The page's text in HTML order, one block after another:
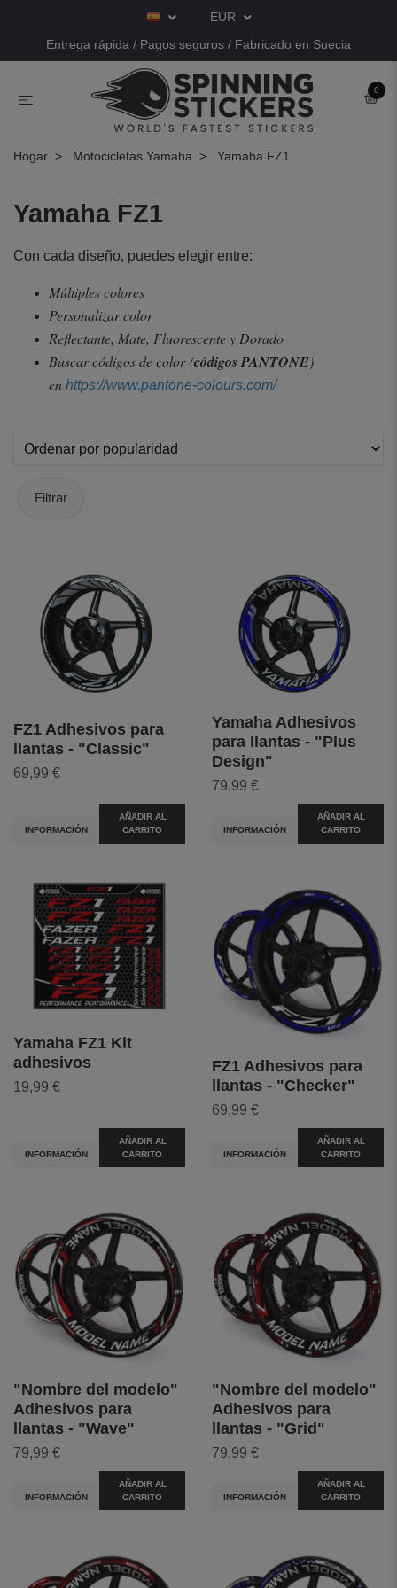
EUR
Entrega rápida / Pagos seguros / Fabricado en Suecia
0
Hogar Motocicletas Yamaha Yamaha FZ1
Yamaha FZ1
Con cada diseño, puedes elegir entre:
Múltiples colores
Personalizar color
Reflectante, Mate, Fluorescente y Dorado
Buscar códigos de color(códigos PANTONE)
en https://www.pantone-colours.com/
Filtrar
FZ1 Adhesivos para
llantas - "Classic"
69,99 €
INFORMACIÓN
AÑADIR AL
CARRITO
Yamaha Adhesivos
para llantas - "Plus
Design"
79,99 €
INFORMACIÓN
AÑADIR AL
CARRITO
Yamaha FZ1 Kit
adhesivos
19,99 €
INFORMACIÓN
AÑADIR AL
CARRITO
FZ1 Adhesivos para
llantas - "Checker"
69,99 €
INFORMACIÓN
AÑADIR AL
CARRITO
"Nombre del modelo"
Adhesivos para
llantas - "Wave"
79,99 €
INFORMACIÓN
AÑADIR AL
CARRITO
"Nombre del modelo"
Adhesivos para
llantas - "Grid"
79,99 €
INFORMACIÓN
AÑADIR AL
CARRITO